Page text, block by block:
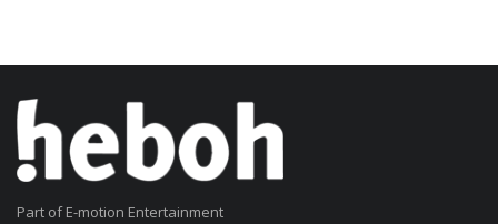
Part of E-motion Entertainment